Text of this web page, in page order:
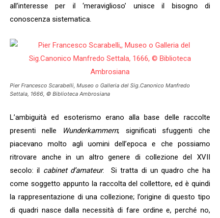
all’interesse per il ‘meraviglioso’ unisce il bisogno di
conoscenza sistematica.
Pier Francesco Scarabelli, Museo o Galleria del Sig.Canonico Manfredo
Settala, 1666, © Biblioteca Ambrosiana
L’ambiguità ed esoterismo erano alla base delle raccolte
presenti nelle
Wunderkammern; significati sfuggenti che
piacevano molto agli uomini dell’epoca e che possiamo
ritrovare anche in un altro genere di collezione del XVII
secolo: il cabinet d’amateur. Si tratta di un quadro che ha
come soggetto appunto la raccolta del collettore, ed è quindi
la rappresentazione di una collezione; l’origine di questo tipo
di quadri nasce dalla necessità di fare ordine e, perché no,